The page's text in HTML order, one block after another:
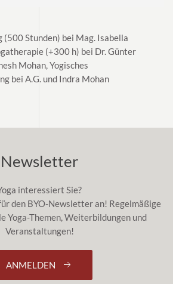
(500 Stunden) bei Mag. Isabella
(+300 h) bei Dr. Günter
Mohan, Yogisches
bei A.G. und Indra Mohan
Newsletter
interessiert Sie?
den BYO-Newsletter an! Regelmäßige
Yoga-Themen, Weiterbildungen und
Veranstaltungen!
ANMELDEN